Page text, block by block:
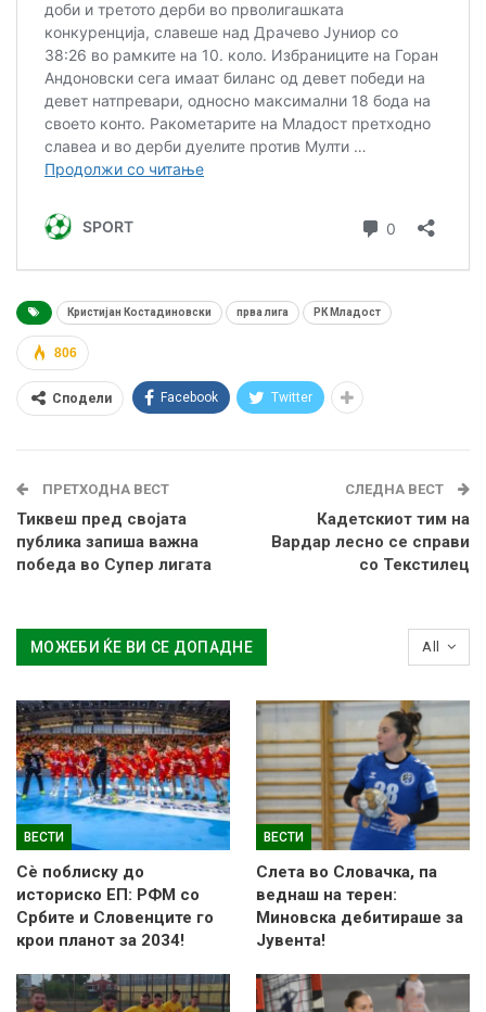
Кристијан Костадиновски прва лига РК Младост
806
Сподели Facebook Twitter
ПРЕТХОДНА ВЕСТ
Тиквеш пред својата
публика запиша важна
победа во Супер лигата
СЛЕДНА ВЕСТ
Кадетскиот тим на
Вардар лесно се справи
со Текстилец
All
МОЖЕБИ ЌЕ ВИ СЕ ДОПАДНЕ
ВЕСТИ
Сè поблиску до
историско ЕП: РФМ со
Србите и Словенците го
крои планот за 2034!
ВЕСТИ
Слетa во Словачка, па
веднаш на терен:
Миновска дебитираше за
Јувента!